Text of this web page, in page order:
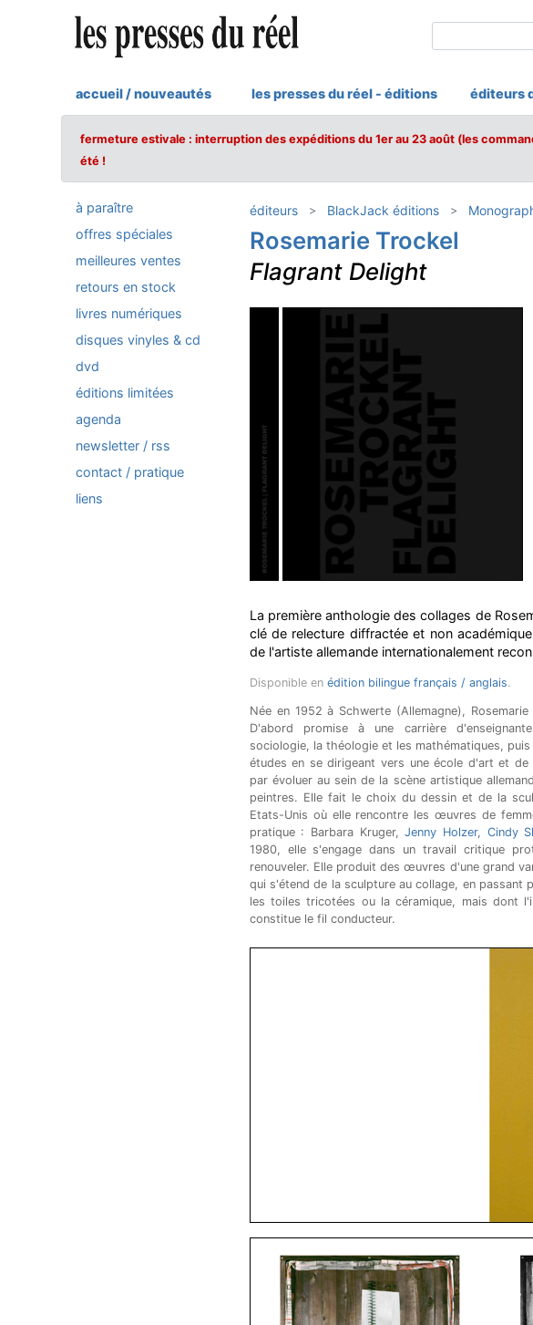
accueil / nouveautés les presses du réel - éditions éditeurs
fermeture estivale : interruption des expéditions du 1er au 23 août (les
été !
à paraître
offres spéciales
meilleures ventes
retours en stock
livres numériques
disques vinyles & cd
dvd
éditions limitées
agenda
newsletter / rss
contact / pratique
liens
éditeurs BlackJack éditions
Rosemarie Trockel
Flagrant Delight
La première anthologie des collages de
clé de relecture diffractée et non
de l'artiste allemande internationalement
Disponible en édition bilingue français / anglais.
Née en 1952 à Schwerte (Allemagne),
D'abord promise à une carrière
sociologie, la théologie et les mathématiques,
études en se dirigeant vers une école d'art et de
par évoluer au sein de la scène artistique
peintres. Elle fait le choix du dessin et de la
Etats-Unis où elle rencontre les œuvres de
pratique : Barbara Kruger,Jenny Holzer, Cindy
1980, elle s'engage dans un travail critique
renouveler. Elle produit des œuvres d'une grand
qui s'étend de la sculpture au collage, en passant
les toiles tricotées ou la céramique, mais dont
constitue le fil conducteur.